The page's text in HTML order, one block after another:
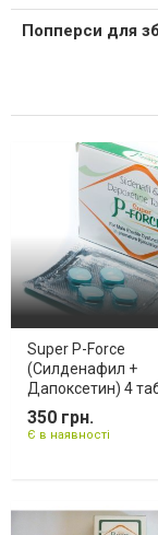
Попперси для
Super P-Force
(Силденафил +
Дапоксетин) 4
350 грн.
Є в наявності